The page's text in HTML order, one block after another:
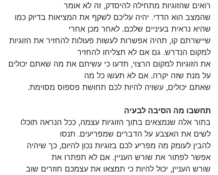
רואים שהזוגיות מתחילה להיסדק, זה לא אומר
שהמצב הוא הדדי. יהיה עליכם לשקף את המציאות בדיוק כמו
שהיא נראית בעיניים שלכם. לאחר מכן אחרי
שיישרתם קו, תהיה אפשרות לעשות פעולות להחזיר את הזוגיות
למקום הנדרש. גם אם לא תצליחו להחזיר
את הזוגיות למקום הרצוי, תדעו כי עשיתם את מה שאתם יכולים
על מנת שזה יקרה. אם לא תעשו כל מה
שאתם יכולים, עשויה להיות לכם תחושת פספוס מסוימת.
תחשבו מה הסיבה לבעיה
בתור אלה שנמצאים בתוך הזוגיות עצמה, ככל הנראה תוכלו
לשים את האצבע על הדברים שמפריעים. תנסו
להבין לעומק מה מפריע לכם בזוגיות נכון להיום, כך שיהיה
אפשר לפתור את שורש העניין. אם לא תפתרו את
שורש העניין, יכול להיות כי תמצאו את עצמכם חוזרים שוב